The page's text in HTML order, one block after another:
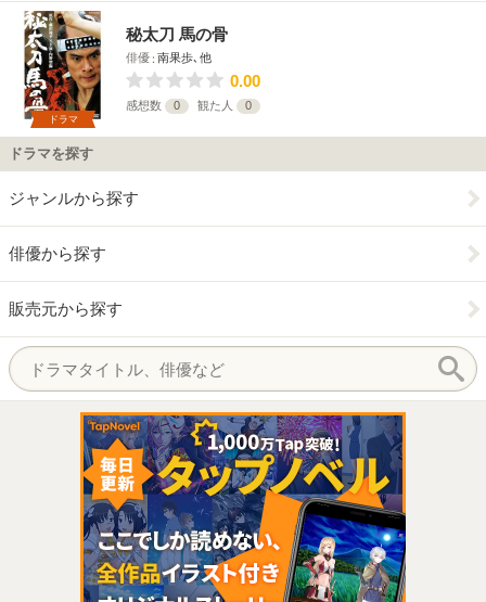
ドラマ
秘太刀 馬の骨
俳優 南果歩､他
0.00
感想数 0 観た人 0
ドラマを探す
ジャンルから探す
俳優から探す
販売元から探す